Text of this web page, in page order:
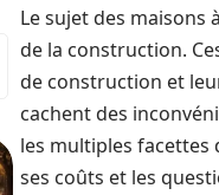
Le sujet des maisons
de la construction.
de construction et
cachent des
les multiples facettes
ses coûts et les